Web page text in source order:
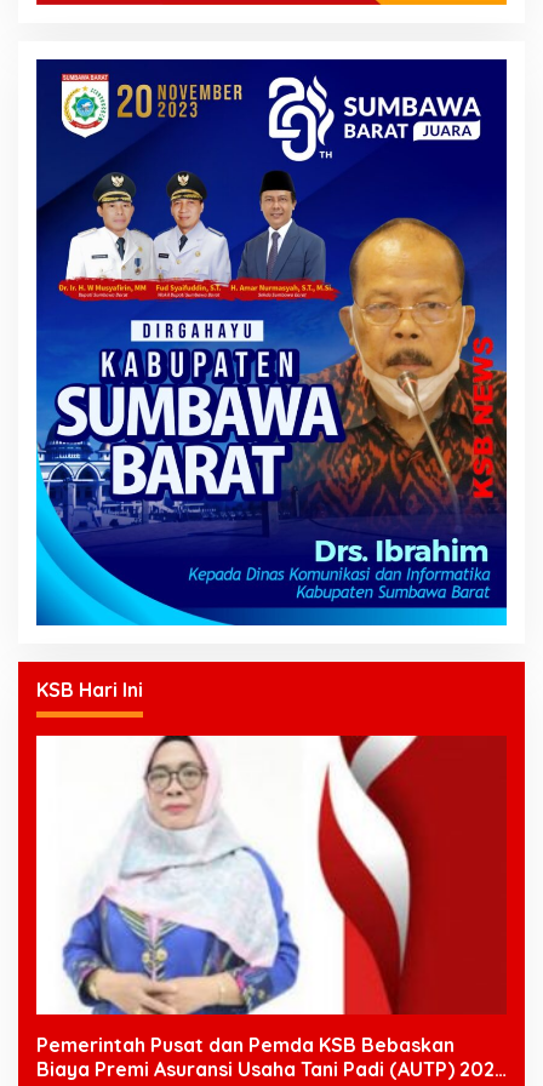
KSB Hari Ini
Pemerintah Pusat dan Pemda KSB Bebaskan
Biaya Premi Asuransi Usaha Tani Padi (AUTP) 2026